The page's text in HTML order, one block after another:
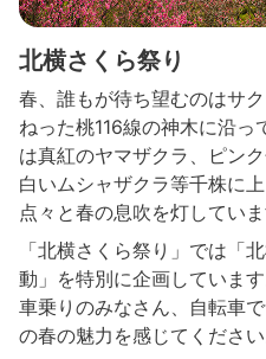
北横さくら祭り
春、誰もが待ち望むのはサ
ねった桃116線の神木に沿
は真紅のヤマザクラ、ピン
白いムシャザクラ等千株に
点々と春の息吹を灯していま
「北横さくら祭り」では「
動」を特別に企画していま
車乗りのみなさん、自転車
の春の魅力を感じてください